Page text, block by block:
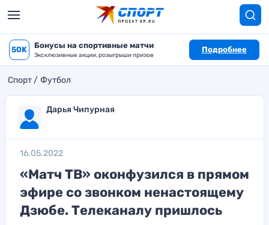
50K Бонусы на спортивные матчи
Эксклюзивные акции, розыгрыши призов
Подробнее
Спорт Футбол
Дарья Чипурная
16.05.2022
«Матч ТВ» оконфузился в прямом
эфире со звонком ненастоящему
Дзюбе. Телеканалу пришлось